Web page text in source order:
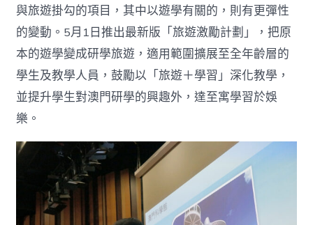
與旅遊掛勾的項目，其中以遊學有關的，則有更彈性
的變動。5月1日推出最新版「旅遊激勵計劃」，把原
本的遊學變成研學旅遊，適用範圍擴展至全年齡層的
學生及教學人員，鼓勵以「旅遊＋學習」深化教學，
並提升學生對澳門研學的興趣外，達至寓學習於娛
樂。